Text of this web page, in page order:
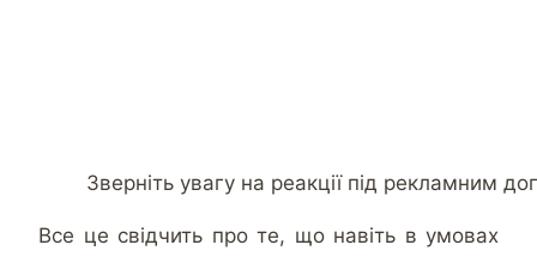
Зверніть увагу на реакції під рекламним
Все це свідчить про те, що навіть в умовах